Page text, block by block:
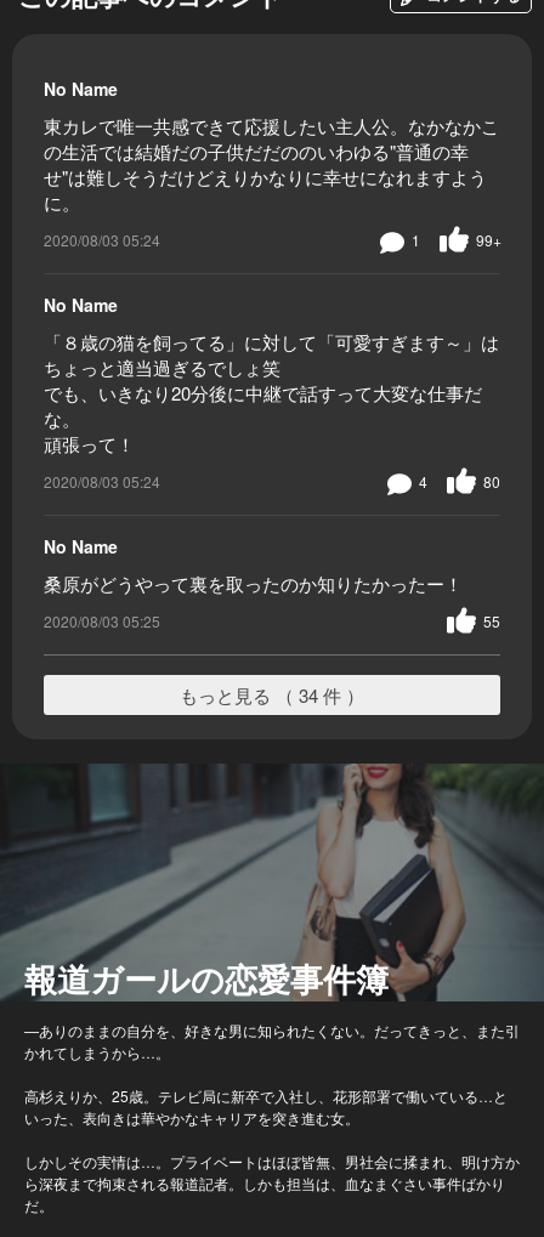
No Name
東カレで唯一共感できて応援したい主人公。なかなかこ
の生活では結婚だの子供だだののいわゆる"普通の幸
せ"は難しそうだけどえりかなりに幸せになれますよう
に。
2020/08/03 05:24 99+
1
No Name
「８歳の猫を飼ってる」に対して「可愛すぎます～」は
ちょっと適当過ぎるでしょ笑
でも、いきなり20分後に中継で話すって大変な仕事だ
な。
頑張って！
2020/08/03 05:24 80
4
No Name
桑原がどうやって裏を取ったのか知りたかったー！
2020/08/03 05:25 55
もっと見る （ 34 件 ）
報道ガールの恋愛事件簿
—ありのままの自分を、好きな男に知られたくない。だってきっと、また引
かれてしまうから…。
高杉えりか、25歳。テレビ局に新卒で入社し、花形部署で働いている…と
いった、表向きは華やかなキャリアを突き進む女。
しかしその実情は…。プライベートはほぼ皆無、男社会に揉まれ、明け方か
ら深夜まで拘束される報道記者。しかも担当は、血なまぐさい事件ばかり
だ。